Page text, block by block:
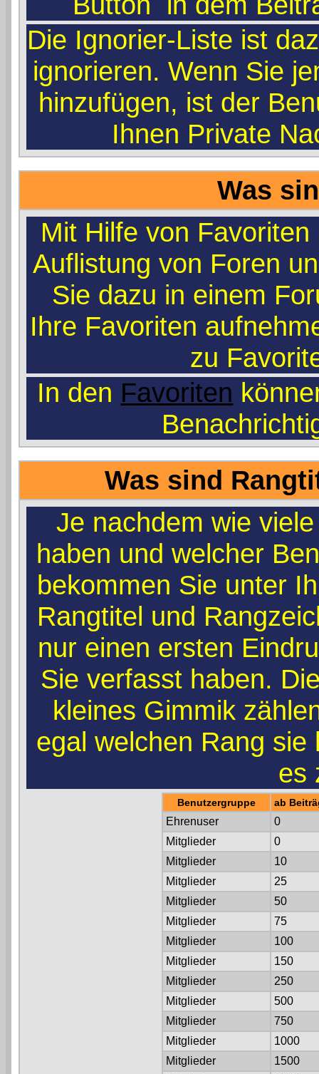
Die Ignorier-Liste ist
ignorieren. Wenn Sie
hinzufügen, ist der
Ihnen Private
Was
Mit Hilfe von
Auflistung von Foren
Sie dazu in einem
Ihre Favoriten
zu
In den Favoriten
Was sind
Je nachdem wie
haben und welcher
bekommen Sie unter
Rangtitel und
nur einen ersten
Sie verfasst haben.
kleines Gimmik
egal welchen Rang
es
Benutzergruppe ab
Ehrenuser
0
Mitglieder
0
Mitglieder
10
Mitglieder
25
Mitglieder
50
Mitglieder
75
Mitglieder
100
Mitglieder
150
Mitglieder
250
Mitglieder
500
Mitglieder
750
Mitglieder
1000
Mitglieder
1500